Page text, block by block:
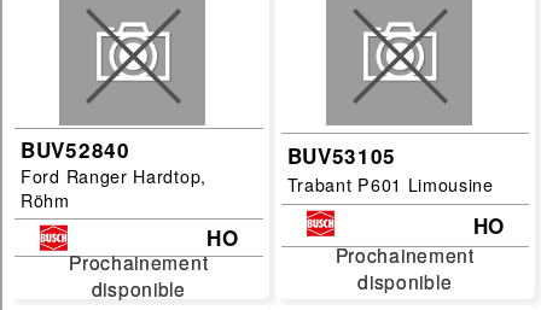
BUV52840
Ford Ranger Hardtop,
Röhm
HO
Prochainement
disponible
Prochainement
disponible
BUV53105
Trabant P601 Limousine
HO
Prochainement
disponible
Prochainement
disponible